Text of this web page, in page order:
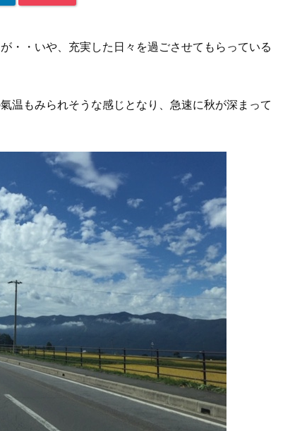
・・いや、充実した日々を過ごさせてもらっている
温もみられそうな感じとなり、急速に秋が深まって